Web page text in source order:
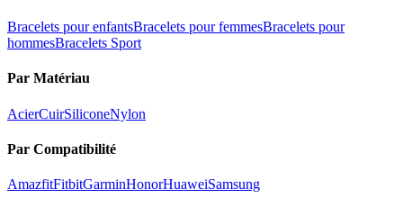
Bracelets pour enfantsBracelets pour femmesBracelets pour
hommesBracelets Sport
Par Matériau
AcierCuirSiliconeNylon
Par Compatibilité
AmazfitFitbitGarminHonorHuaweiSamsung